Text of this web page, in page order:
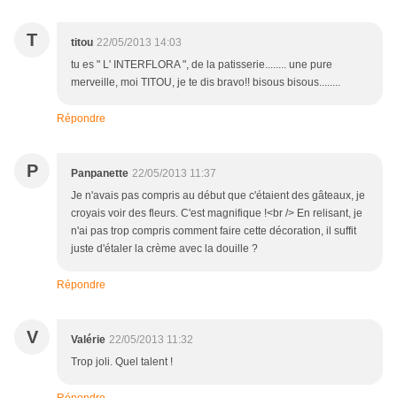
T titou 22/05/2013 14:03
tu es " L' INTERFLORA ", de la patisserie........ une pure
merveille, moi TITOU, je te dis bravo!! bisous bisous........
Répondre
P Panpanette 22/05/2013 11:37
Je n'avais pas compris au début que c'étaient des gâteaux, je
croyais voir des fleurs. C'est magnifique !<br /> En relisant, je
n'ai pas trop compris comment faire cette décoration, il suffit
juste d'étaler la crème avec la douille ?
Répondre
V Valérie 22/05/2013 11:32
Trop joli. Quel talent !